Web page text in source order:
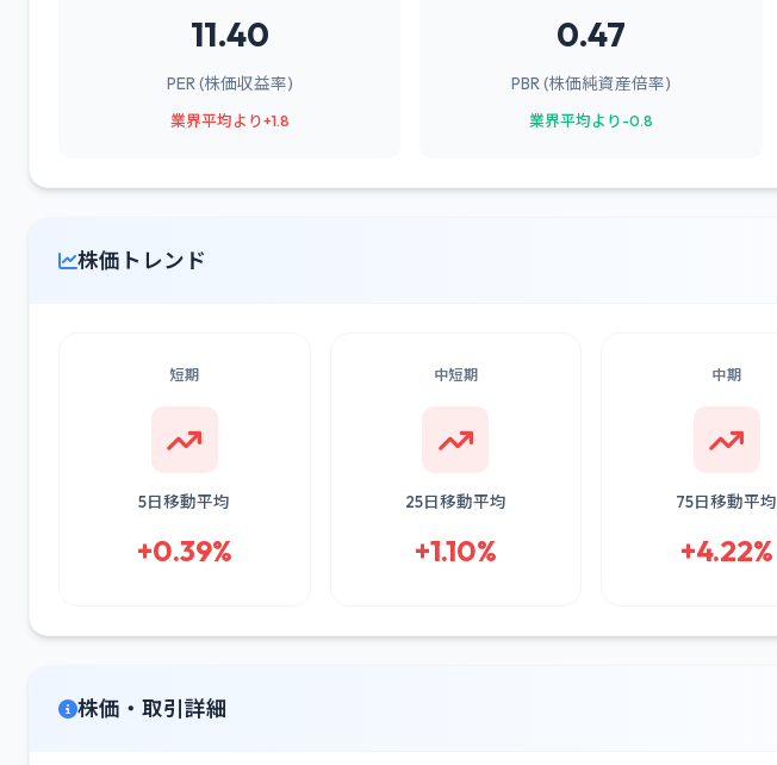
11.40
PER (株価収益率)
業界平均より+1.8
0.47
PBR (株価純資産倍率)
業界平均より-0.8
株価トレンド
短期
5日移動平均
+0.39%
中短期
25日移動平均
+1.10%
中期
75日移動平均
+4.22%
株価・取引詳細